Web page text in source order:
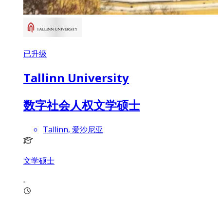
已升级
Tallinn University
数字社会人权文学硕士
Tallinn, 爱沙尼亚
文学硕士